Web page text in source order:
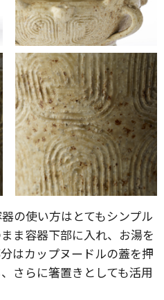
の使い方はとてもシンプル
ま容器下部に入れ、お湯を
はカップヌードルの蓋を押
さらに箸置きとしても活用